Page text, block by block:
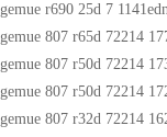
gemue r690 25d 7
gemue 807 r65d 72214
gemue 807 r50d 72214
gemue 807 r50d 72214
gemue 807 r32d 72214